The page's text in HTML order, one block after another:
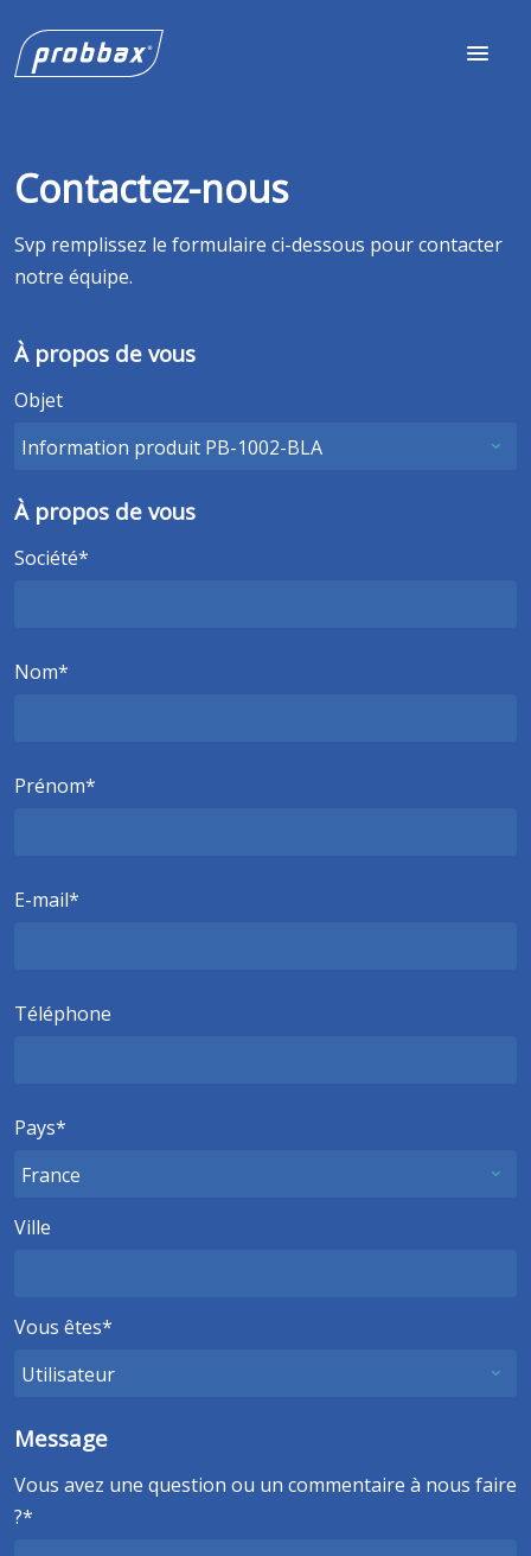
Contactez-nous
Svp remplissez le formulaire ci-dessous pour contacter
notre équipe.
À propos de vous
Objet
À propos de vous
Société
Nom
Prénom
E-mail
Téléphone
Pays
Ville
Vous êtes
Message
Vous avez une question ou un commentaire à nous faire
?